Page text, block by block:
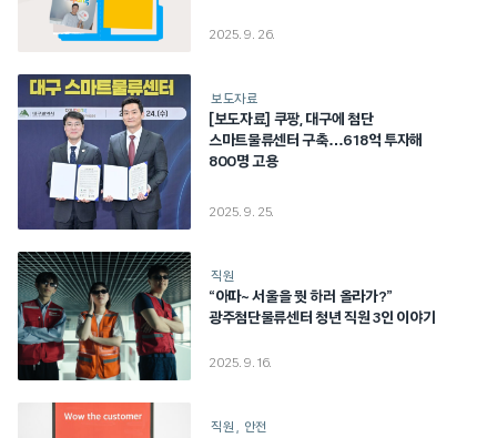
2025. 9. 26.
보도자료
[보도자료] 쿠팡, 대구에 첨단
스마트물류센터 구축…618억 투자해
800명 고용
2025. 9. 25.
직원
“아따~ 서울을 뭣 하러 올라가?”
광주첨단물류센터 청년 직원 3인 이야기
2025. 9. 16.
직원 안전